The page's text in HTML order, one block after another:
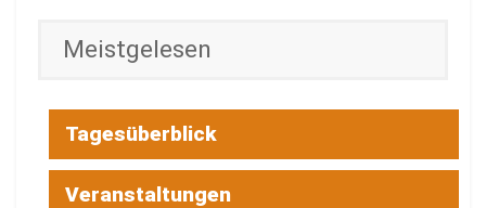
Meistgelesen
Tagesüberblick
Veranstaltungen